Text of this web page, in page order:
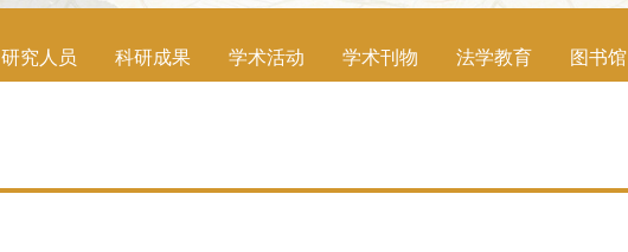
研究人员 科研成果 学术活动 学术刊物 法学教育 图书馆